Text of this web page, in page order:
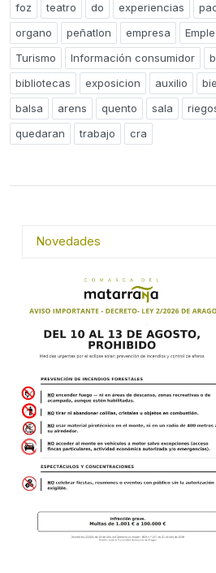
foz
teatro do experiencias
organo
peñatlon empresa
Turismo
Información consumidor
bibliotecas
exposicion auxilio
balsa
arens quento sala
quedaran
trabajo cra
Novedades